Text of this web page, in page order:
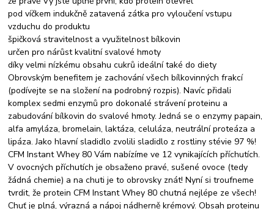
pod víčkem indukčně zatavená zátka pro vyloučení vstupu
vzduchu do produktu
špičková stravitelnost a využitelnost bílkovin
určen pro nárůst kvalitní svalové hmoty
díky velmi nízkému obsahu cukrů ideální také do diety
Obrovským benefitem je zachování všech bílkovinných frakcí
(podívejte se na složení na podrobný rozpis). Navíc přidali
komplex sedmi enzymů pro dokonalé strávení proteinu a
zabudování bílkovin do svalové hmoty. Jedná se o enzymy papain,
alfa amyláza, bromelain, laktáza, celuláza, neutrální proteáza a
lipáza. Jako hlavní sladidlo zvolili sladidlo z rostliny stévie 97 %!
CFM Instant Whey 80 Vám nabízíme ve 12 vynikajících příchutích.
V ovocných příchutích je obsaženo pravé, sušené ovoce (tedy
žádná chemie) a na chuti je to obrovsky znát! Nyní si troufneme
tvrdit, že protein CFM Instant Whey 80 chutná nejlépe ze všech!
Chuť je plná, výrazná a nápoj nádherně krémový. Obsah proteinu